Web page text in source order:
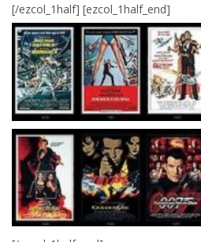
[/ezcol_1half] [ezcol_1half_end]